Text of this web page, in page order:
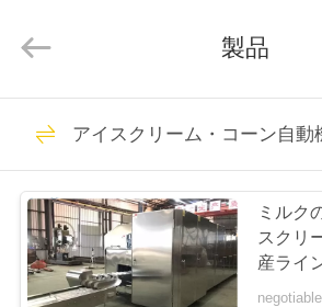
プ
ロ
ダ
supplier.
Copyright
2025
Management
Co.,LTD.
Reserved.
機械を作って
アイスクリー
コーン
製品
アイスクリーム・コーン自動
ミルク
スクリ
産ライ